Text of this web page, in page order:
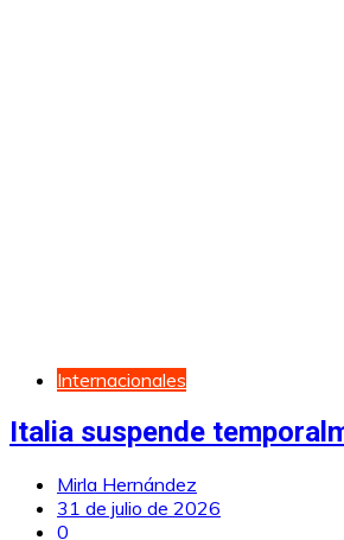
Internacionales
Italia suspende
Mirla Hernández
31 de julio de 2026
0